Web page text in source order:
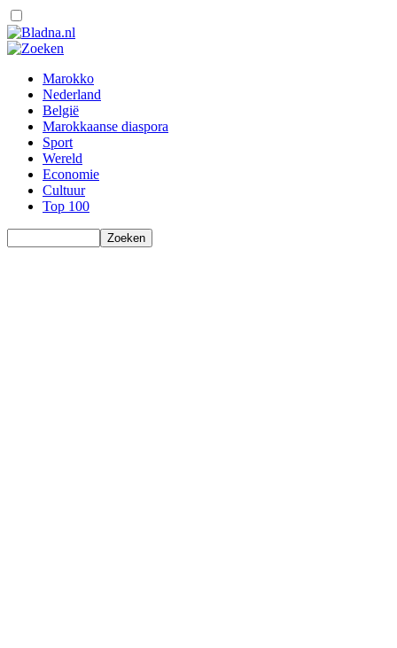
Marokko
Nederland
België
Marokkaanse diaspora
Sport
Wereld
Economie
Cultuur
Top 100